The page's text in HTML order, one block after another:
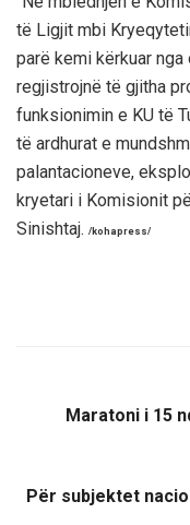
të Ligjit mbi
parë kemi kërkuar
regjistrojnë të gjitha
funksionimin e KU të
të ardhurat e
palantacioneve,
kryetari i Komisionit
Sinishtaj. /kohapress/
Maratoni i 15
Për subjektet